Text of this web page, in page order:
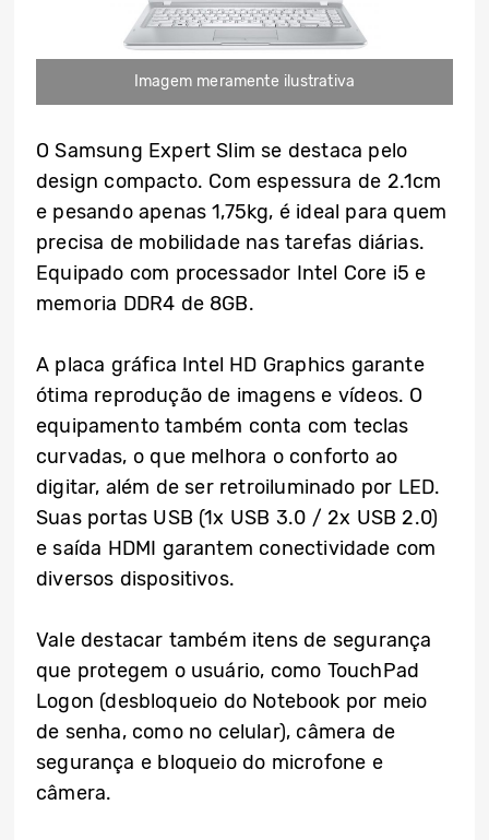
Imagem meramente ilustrativa
O Samsung Expert Slim se destaca pelo
design compacto. Com espessura de 2.1cm
e pesando apenas 1,75kg, é ideal para quem
precisa de mobilidade nas tarefas diárias.
Equipado com processador Intel Core i5 e
memoria DDR4 de 8GB.
A placa gráfica Intel HD Graphics garante
ótima reprodução de imagens e vídeos. O
equipamento também conta com teclas
curvadas, o que melhora o conforto ao
digitar, além de ser retroiluminado por LED.
Suas portas USB (1x USB 3.0 / 2x USB 2.0)
e saída HDMI garantem conectividade com
diversos dispositivos.
Vale destacar também itens de segurança
que protegem o usuário, como TouchPad
Logon (desbloqueio do Notebook por meio
de senha, como no celular), câmera de
segurança e bloqueio do microfone e
câmera.